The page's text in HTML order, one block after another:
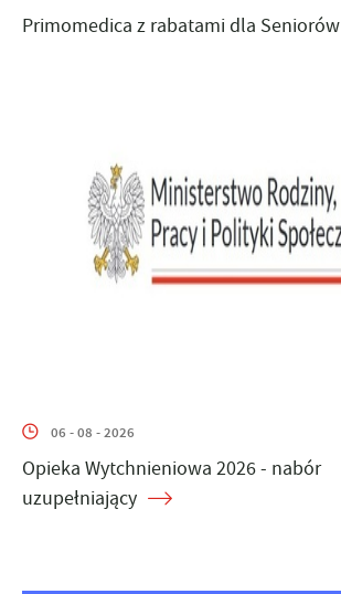
Primomedica z rabatami dla Seniorów
06 - 08 - 2026
Opieka Wytchnieniowa 2026 - nabór
uzupełniający